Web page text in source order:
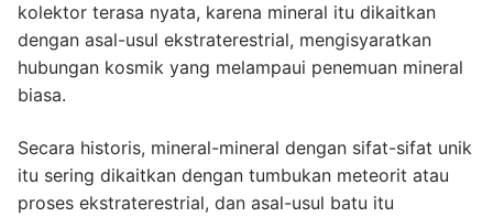
kolektor terasa nyata, karena mineral itu dikaitkan
dengan asal-usul ekstraterestrial, mengisyaratkan
hubungan kosmik yang melampaui penemuan mineral
biasa.
Secara historis, mineral-mineral dengan sifat-sifat unik
itu sering dikaitkan dengan tumbukan meteorit atau
proses ekstraterestrial, dan asal-usul batu itu